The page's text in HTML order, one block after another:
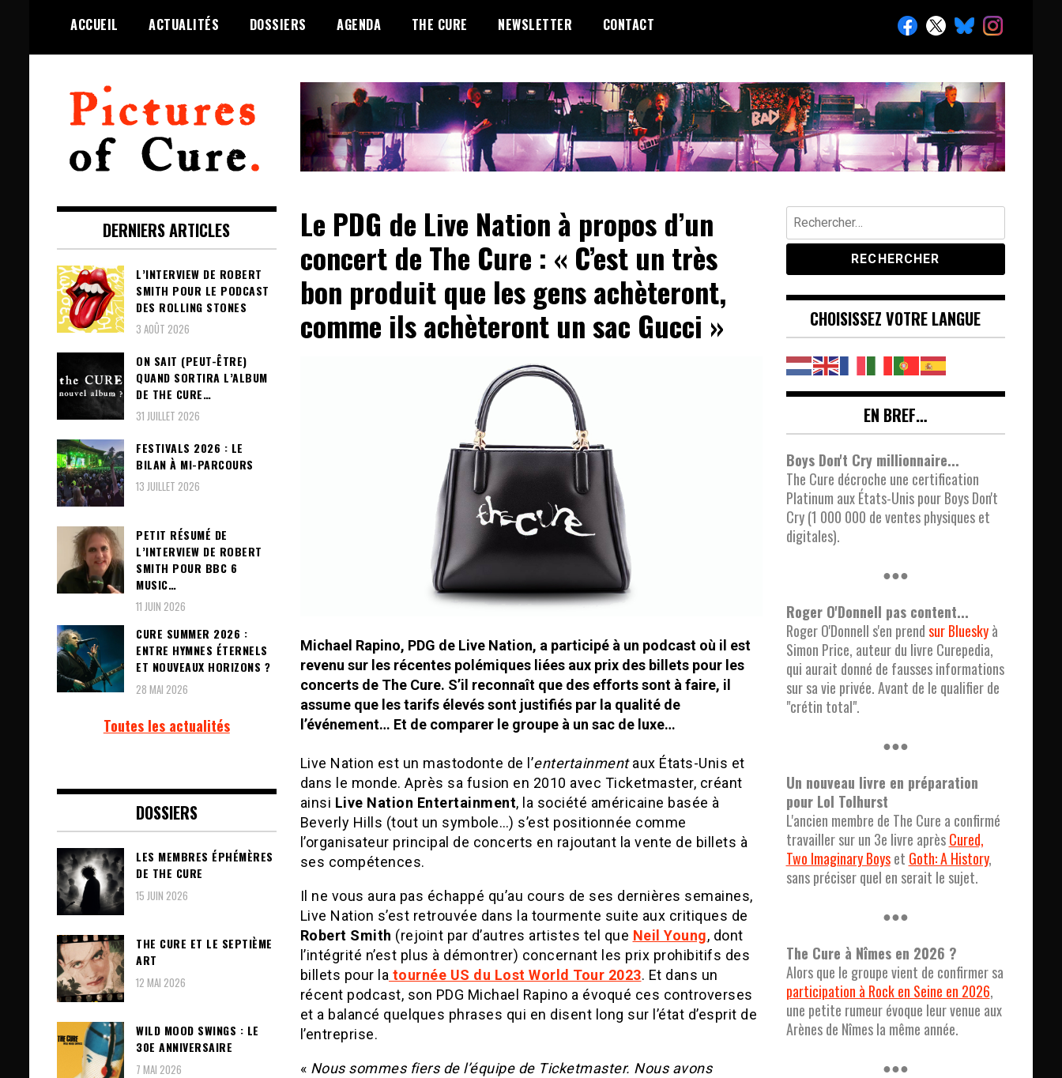
ACCUEIL ACTUALITÉS DOSSIERS AGENDA THE CURE NEWSLETTER CONTACT
Pictures of Cure
2001
Le PDG de Live Nation à propos d’un
concert de The Cure : « C’est un très
bon produit que les gens achèteront,
comme ils achèteront un sac Gucci »
Michael Rapino, PDG de Live Nation, a participé à un podcast où il est
revenu sur les récentes polémiques liées aux prix des billets pour les
concerts de The Cure. S’il reconnaît que des efforts sont à faire, il
assume que les tarifs élevés sont justifiés par la qualité de
l’événement… Et de comparer le groupe à un sac de luxe…
Live Nation est un mastodonte de l’entertainmentaux États-Unis et
dans le monde. Après sa fusion en 2010 avec Ticketmaster, créant
ainsi Live Nation Entertainment, la société américaine basée à
Beverly Hills (tout un symbole…) s’est positionnée comme
l’organisateur principal de concerts en rajoutant la vente de billets à
ses compétences.
Il ne vous aura pas échappé qu’au cours de ses dernières semaines,
Live Nation s’est retrouvée dans la tourmente suite aux critiques de
Robert Smith (rejoint par d’autres artistes tel que Neil Young, dont
l’intégrité n’est plus à démontrer) concernant les prix prohibitifs des
billets pour la tournée US du Lost World Tour 2023. Et dans un
récent podcast, son PDG Michael Rapino a évoqué ces controverses
et a balancé quelques phrases qui en disent long sur l’état d’esprit de
l’entreprise.
« Nous sommes fiers de l’équipe de Ticketmaster. Nous avons
DERNIERS ARTICLES
L’INTERVIEW DE ROBERT
SMITH POUR LE PODCAST
DES ROLLING STONES
3 AOÛT 2026
ON SAIT (PEUT-ÊTRE)
QUAND SORTIRA L’ALBUM
DE THE CURE…
31 JUILLET 2026
FESTIVALS 2026 : LE
BILAN À MI-PARCOURS
13 JUILLET 2026
PETIT RÉSUMÉ DE
L’INTERVIEW DE ROBERT
SMITH POUR BBC 6
MUSIC…
11 JUIN 2026
CURE SUMMER 2026 :
ENTRE HYMNES ÉTERNELS
ET NOUVEAUX HORIZONS ?
28 MAI 2026
Toutes les actualités
DOSSIERS
LES MEMBRES ÉPHÉMÈRES
DE THE CURE
15 JUIN 2026
THE CURE ET LE SEPTIÈME
ART
12 MAI 2026
WILD MOOD SWINGS : LE
30E ANNIVERSAIRE
7 MAI 2026
Rechercher :
CHOISISSEZ VOTRE LANGUE
EN BREF…
Boys Don't Cry millionnaire...
The Cure décroche une certification
Platinum aux États-Unis pour Boys Don't
Cry (1 000 000 de ventes physiques et
digitales).
●●●
Roger O'Donnell pas content...
Roger O'Donnell s'en prendsur Blueskyà
Simon Price, auteur du livre Curepedia,
qui aurait donné de fausses informations
sur sa vie privée. Avant de le qualifier de
"crétin total".
●●●
Un nouveau livre en préparation
pour Lol Tolhurst
L'ancien membre de The Cure a confirmé
travailler sur un 3e livre aprèsCured,
Two Imaginary Boyset Goth: A History,
sans préciser quel en serait le sujet.
●●●
The Cure à Nîmes en 2026 ?
Alors que le groupe vient de confirmer sa
participation à Rock en Seine en 2026,
une petite rumeur évoque leur venue aux
Arènes de Nîmes la même année.
●●●